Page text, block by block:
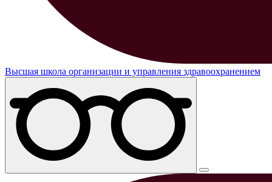
Высшая школа организации и управления здравоохранением